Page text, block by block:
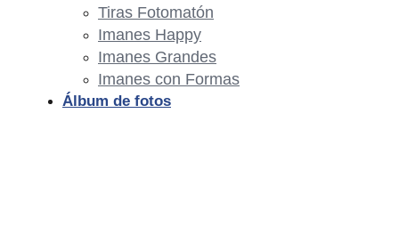
Tiras Fotomatón
Imanes Happy
Imanes Grandes
Imanes con Formas
Álbum de fotos